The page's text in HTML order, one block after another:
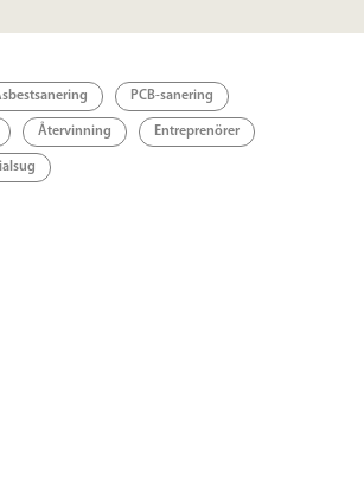
PCB-sanering
Återvinning Entreprenörer